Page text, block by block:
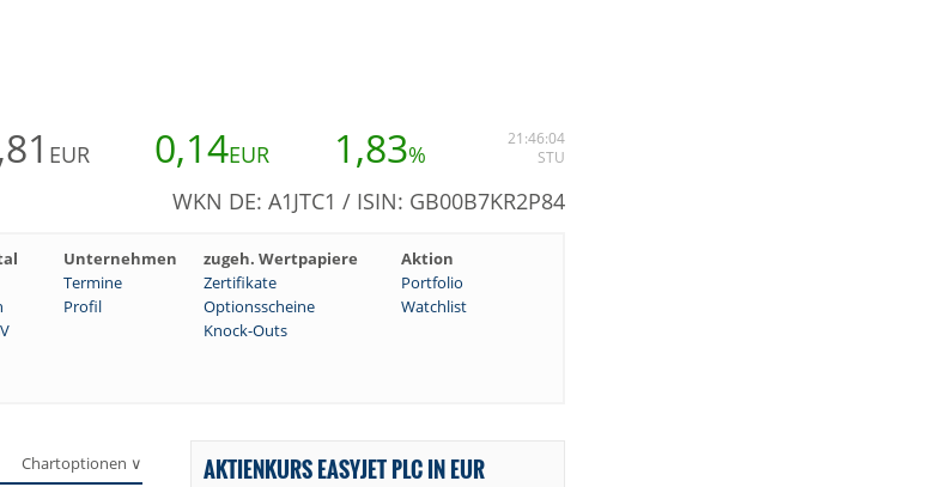
EUR 0,14EUR 1,83%
21:46:04
STU
WKN DE: A1JTC1 / ISIN: GB00B7KR2P84
Unternehmen zugeh. Wertpapiere
Aktion
Termine Zertifikate
Portfolio
Profil Optionsscheine
Watchlist
Knock-Outs
Chartoptionen ∨ AKTIENKURS EASYJET PLC IN EUR